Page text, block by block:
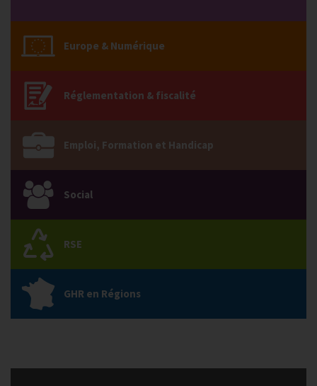
Europe & Numérique
Réglementation & fiscalité
Emploi, Formation et Handicap
Social
RSE
GHR en Régions